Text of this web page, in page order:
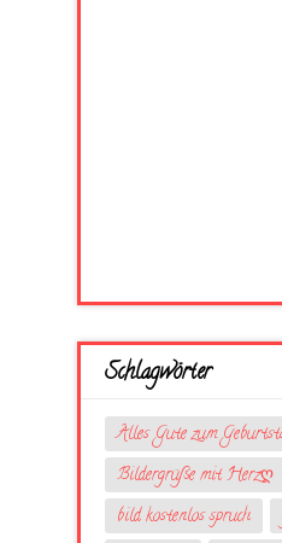
Schlagwörter
Alles Gute zum
Bildergrüße mit Herzღ
bild kostenlos spruch